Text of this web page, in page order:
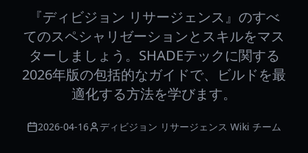
『ディビジョン リサージェンス』のすべ
てのスペシャリゼーションとスキルをマス
ターしましょう。SHADEテックに関する
2026年版の包括的なガイドで、ビルドを最
適化する方法を学びます。
2026-04-16 ディビジョン リサージェンス Wiki チーム